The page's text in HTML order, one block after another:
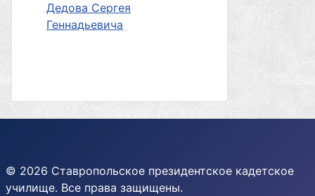
Дедова Сергея
Геннадьевича
© 2026 Ставропольское президентское кадетское
училище. Все права защищены.